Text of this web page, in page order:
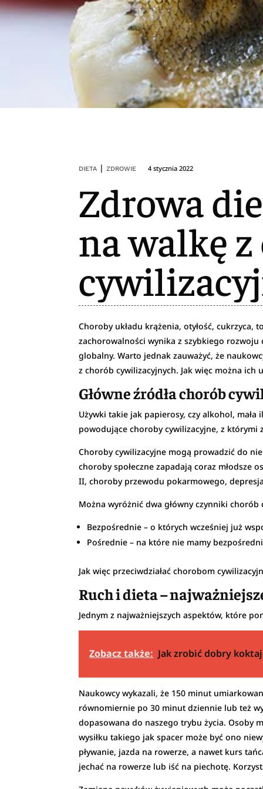
DIETA |ZDROWIE 4 stycznia 2022
Zdrowa
na walkę
Choroby układu krążenia, otyłość,
zachorowalności wynika z szybkiego
globalny. Warto jednak zauważyć, że
z chorób cywilizacyjnych. Jak więc można ich
Główne źródła chorób
Używki takie jak papierosy, czy alkohol,
powodujące choroby cywilizacyjne, z którymi
Choroby cywilizacyjne mogą prowadzić do
choroby społeczne zapadają coraz młodsze
II, choroby przewodu pokarmowego,
Można wyróżnić dwa główny czynniki chorób
Bezpośrednie – o których wcześniej już
Pośrednie – na które nie mamy
Jak więc przeciwdziałać chorobom
Ruch i dieta –
Jednym z najważniejszych aspektów, które
Zobacz także: Jak zrobić dobry
Naukowcy wykazali, że 150 minut
równomiernie po 30 minut dziennie lub też
dopasowana do naszego trybu życia. Osoby
wysiłku takiego jak spacer może być ono
pływanie, jazda na rowerze, a nawet kurs
jechać na rowerze lub iść na piechotę.